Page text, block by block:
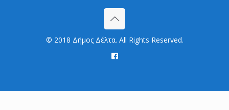
© 2018 Δήμος Δέλτα. All Rights Reserved.